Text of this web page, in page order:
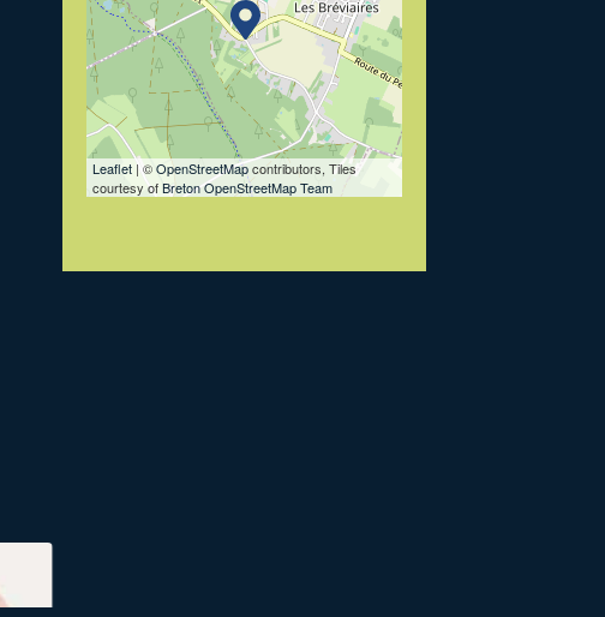
Leaflet| ©OpenStreetMapcontributors, Tiles
courtesy ofBreton OpenStreetMap Team